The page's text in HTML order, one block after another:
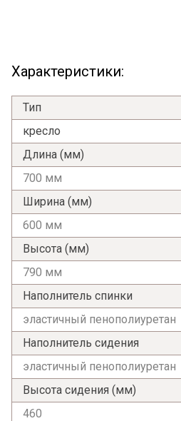
согласен на их
Характеристики:
Тип
кресло
Длина (мм)
700 мм
Ширина (мм)
600 мм
Высота (мм)
790 мм
Наполнитель спинки
эластичный пенополиуретан
Наполнитель сидения
эластичный пенополиуретан
Высота сидения (мм)
460